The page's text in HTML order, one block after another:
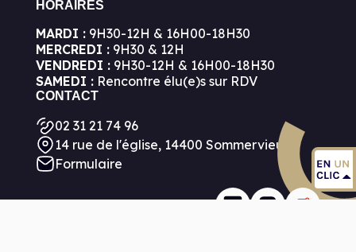
HORAIRES
MARDI :9H30-12H & 16H00-18H30
MERCREDI :9H30 & 12H
VENDREDI :9H30-12H & 16H00-18H30
SAMEDI :Rencontre élu(e)s sur RDV
CONTACT
02 31 21 74 96
14 rue de l'église, 14400 Sommervieu
Formulaire